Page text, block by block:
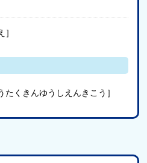
くきんゆうしえんきこう］